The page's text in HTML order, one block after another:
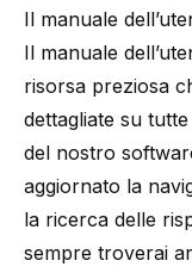
Il manuale
Il manuale
risorsa preziosa
dettagliate su
del nostro
aggiornato la
la ricerca delle
sempre troverai